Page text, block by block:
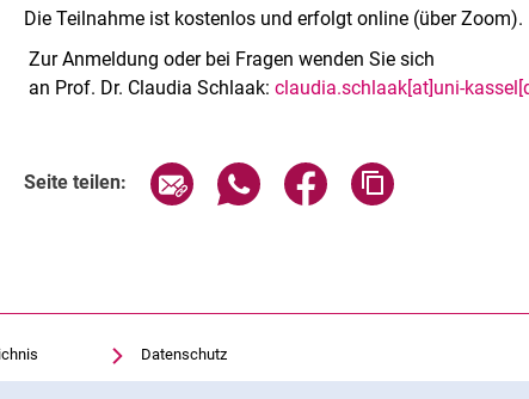
Die Teilnahme ist kostenlos und erfolgt online (über Zoom).
Zur Anmeldung oder bei Fragen wenden Sie sich
an Prof. Dr. Claudia Schlaak:claudia.schlaak[at]uni-
Seite teilen: Seite über E-Mail teilen
Seite über WhatsApp teilen
Seite über Facebook
Datenschutz
Barrierefreiheit